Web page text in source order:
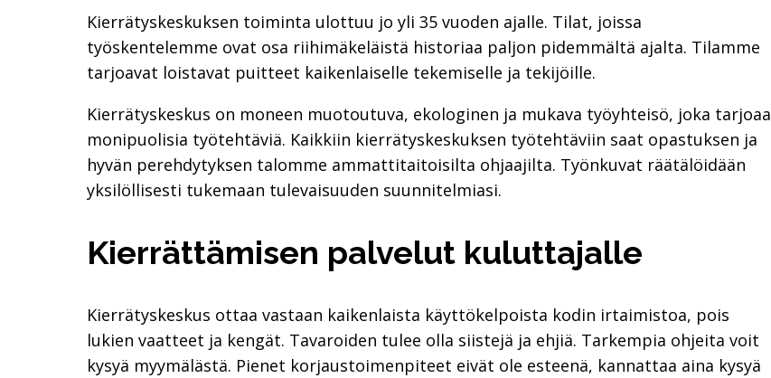
Kierrätyskeskuksen toiminta ulottuu jo yli 35 vuoden ajalle. Tilat, joissa
työskentelemme ovat osa riihimäkeläistä historiaa paljon pidemmältä ajalta. Tilamme
tarjoavat loistavat puitteet kaikenlaiselle tekemiselle ja tekijöille.
Kierrätyskeskus on moneen muotoutuva, ekologinen ja mukava työyhteisö, joka tarjoaa
monipuolisia työtehtäviä. Kaikkiin kierrätyskeskuksen työtehtäviin saat opastuksen ja
hyvän perehdytyksen talomme ammattitaitoisilta ohjaajilta. Työnkuvat räätälöidään
yksilöllisesti tukemaan tulevaisuuden suunnitelmiasi.
Kierrättämisen palvelut kuluttajalle
Kierrätyskeskus ottaa vastaan kaikenlaista käyttökelpoista kodin irtaimistoa, pois
lukien vaatteet ja kengät. Tavaroiden tulee olla siistejä ja ehjiä. Tarkempia ohjeita voit
kysyä myymälästä. Pienet korjaustoimenpiteet eivät ole esteenä, kannattaa aina kysyä